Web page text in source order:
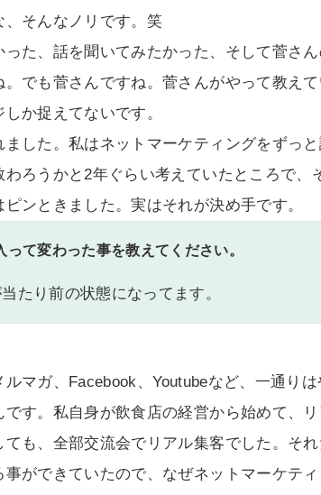
そんなノリです。笑
た、話を聞いてみたかった、そして菅さ
でも菅さんですね。菅さんがやって教え
か捉えてないです。
した。私はネットマーケティングをずっ
ろうかと2年ぐらい考えていたところで、
ンときました。実はそれが決め手です。
て変わった事を教えてください。
たり前の状態になってます。
マガ、Facebook、Youtubeなど、一通り
す。私自身が飲食店の経営から始めて、
も、全部交流会でリアル集客でした。そ
ができていたので、なぜネットマーケテ